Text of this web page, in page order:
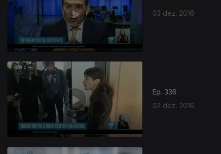
03 dez. 2016
Ep. 336
02 dez. 2016